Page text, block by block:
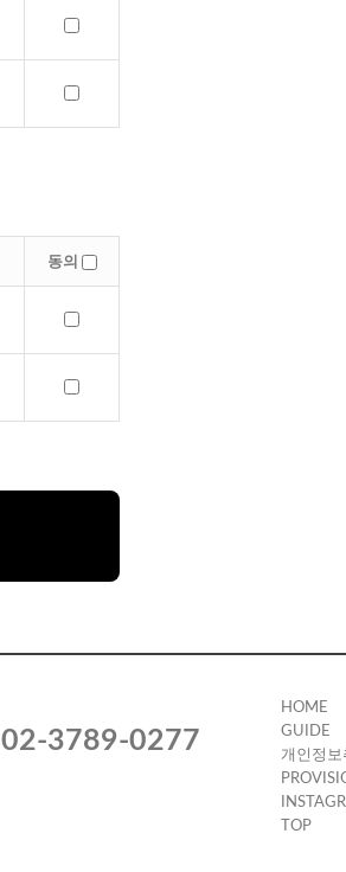
동의
3789-0277
HOME
GUIDE
개인정보
TOP